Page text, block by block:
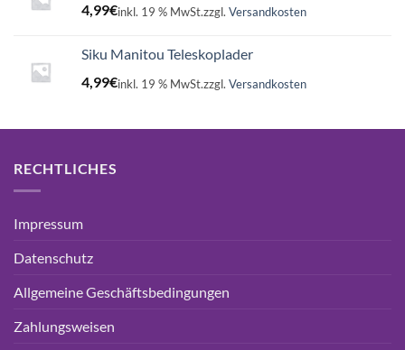
4,99€inkl. 19 % MwSt.zzgl. Versandkosten
Siku Manitou Teleskoplader
4,99€inkl. 19 % MwSt.zzgl. Versandkosten
RECHTLICHES
Impressum
Datenschutz
Allgemeine Geschäftsbedingungen
Zahlungsweisen